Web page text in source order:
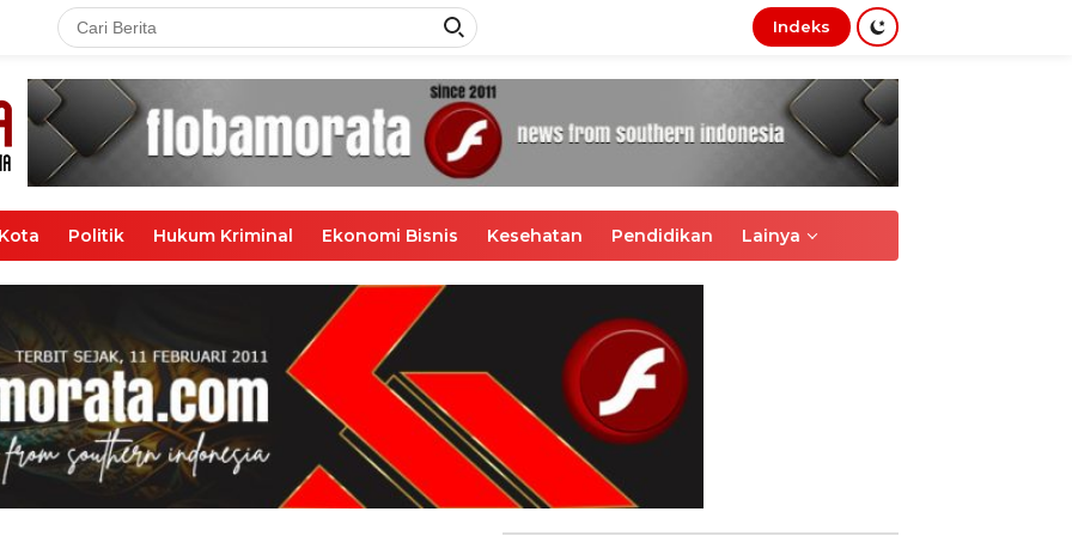
Indeks
Politik Hukum Kriminal Ekonomi Bisnis Kesehatan Pendidikan Lainya